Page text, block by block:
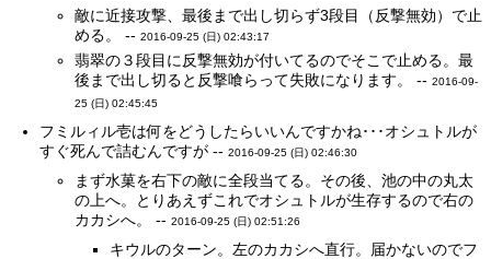
敵に近接攻撃、最後まで出し切らず3段目（反撃無効）で止
める。 --2016-09-25 (日) 02:43:17
翡翠の３段目に反撃無効が付いてるのでそこで止める。最
後まで出し切ると反撃喰らって失敗になります。 --2016-09-
25 (日) 02:45:45
フミルィル壱は何をどうしたらいいんですかね･･･オシュトルが
すぐ死んで詰むんですが --2016-09-25 (日) 02:46:30
まず水菓を右下の敵に全段当てる。その後、池の中の丸太
の上へ。とりあえずこれでオシュトルが生存するので右の
カカシへ。 --2016-09-25 (日) 02:51:26
キウルのターン。左のカカシへ直行。届かないのでフ